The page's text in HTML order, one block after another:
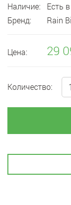
Наличие:
Есть
Бренд:
Rain
Цена: 29
Количество: